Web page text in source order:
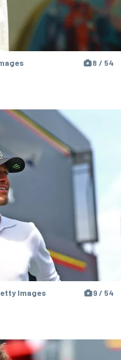
8 / 54
Images 9 / 54